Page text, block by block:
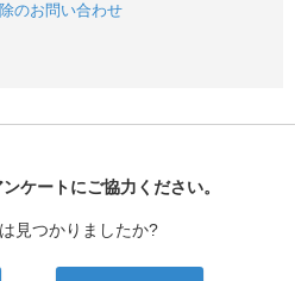
のお問い合わせ
ケートにご協力ください。
見つかりましたか?